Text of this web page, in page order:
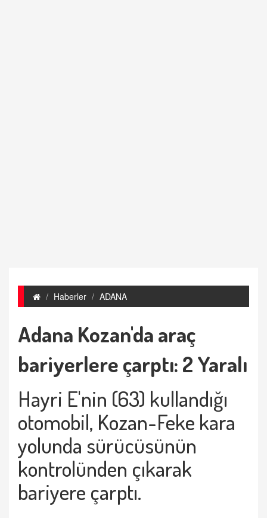
Haberler ADANA
Adana Kozan'da araç
bariyerlere çarptı: 2 Yaralı
Hayri E'nin (63) kullandığı
otomobil, Kozan-Feke kara
yolunda sürücüsünün
kontrolünden çıkarak
bariyere çarptı.